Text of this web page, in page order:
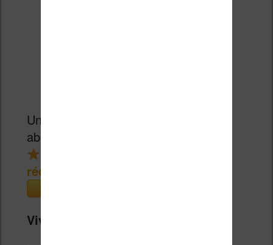
Un bon prix pour une liseuse couleur
abordable.
réduction de 15€
Vivlio Light Zen + Housse